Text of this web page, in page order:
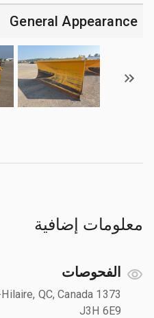
General Appearance
معلومات إضافية
الفحوصات
Hilaire, QC, Canada
J3H 6E9